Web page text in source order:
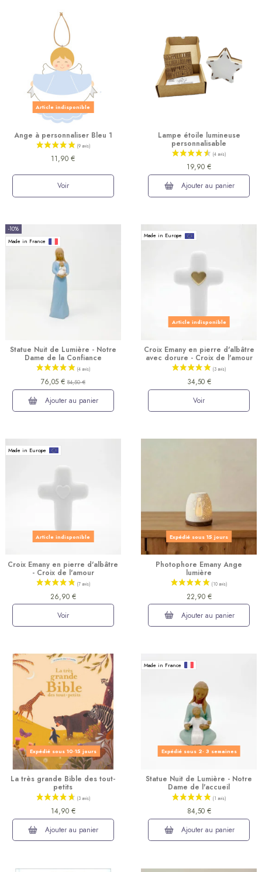
Article indisponible
Ange à personnaliser Bleu 1
11,90 €
Voir
Lampe étoile lumineuse
personnalisable
19,90 €
Ajouter au panier
-10%
Made in France
Statue Nuit de Lumière - Notre
Dame de la Confiance
76,05 € 84,50 €
Ajouter au panier
Made in Europe
Article indisponible
Croix Emany en pierre d'albâtre
avec dorure - Croix de l'amour
34,50 €
Voir
Made in Europe
Article indisponible
Croix Emany en pierre d'albâtre
- Croix de l'amour
26,90 €
Voir
Expédié sous 15 jours
Photophore Emany Ange
lumière
22,90 €
Ajouter au panier
Expédié sous 10-15 jours
La très grande Bible des tout-
petits
14,90 €
Ajouter au panier
Made in France
Expédié sous 2- 3 semaines
Statue Nuit de Lumière - Notre
Dame de l'accueil
84,50 €
Ajouter au panier